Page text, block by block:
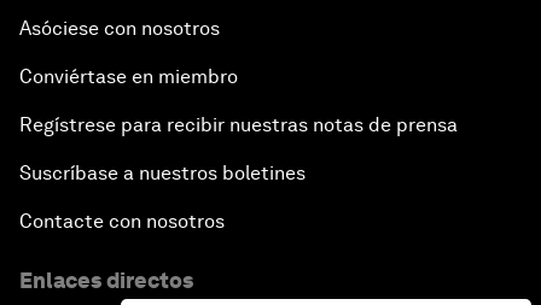
Asóciese con nosotros
Conviértase en miembro
Regístrese para recibir nuestras notas de prensa
Suscríbase a nuestros boletines
Contacte con nosotros
Enlaces directos